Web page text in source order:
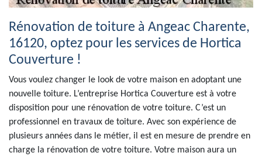
Rénovation de toiture à Angeac Charente,
16120, optez pour les services de Hortica
Couverture !
Vous voulez changer le look de votre maison en adoptant une
nouvelle toiture. L’entreprise Hortica Couverture est à votre
disposition pour une rénovation de votre toiture. C’est un
professionnel en travaux de toiture. Avec son expérience de
plusieurs années dans le métier, il est en mesure de prendre en
charge la rénovation de votre toiture. Votre maison aura un